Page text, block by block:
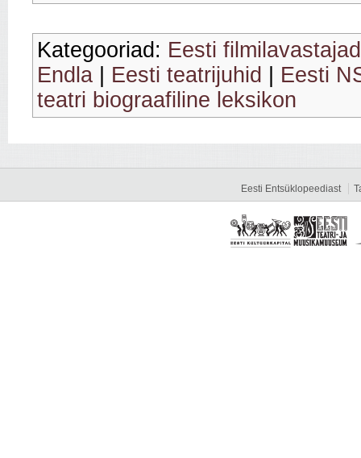
Kategooriad: Eesti filmilavastajad
Endla
Eesti teatrijuhid
Eesti
teatri biograafiline leksikon
Eesti Entsüklopeediast